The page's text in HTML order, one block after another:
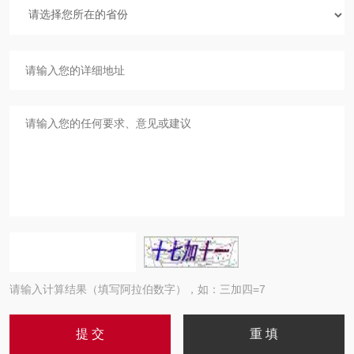
请输入计算结果（填写阿拉伯数字），如：三加四=7